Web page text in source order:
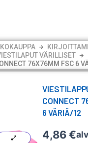
VÄRILLISET
76X76MM FSC 6
CONNECT
6 VÄRIÄ/12
4,86€